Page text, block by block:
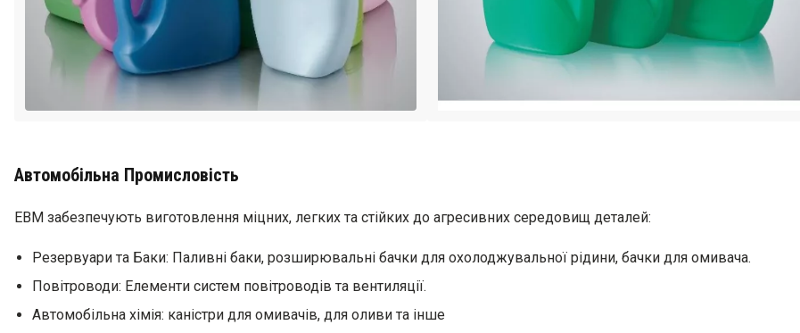
Автомобільна Промисловість
ЕВМ забезпечують виготовлення міцних, легких та стійких до агресивних середовищ деталей:
Резервуари та Баки: Паливні баки, розширювальні бачки для охолоджувальної рідини, бачки для омивача.
Повітроводи: Елементи систем повітроводів та вентиляції.
Автомобільна хімія: каністри для омивачів, для оливи та інше